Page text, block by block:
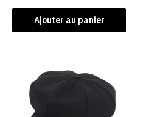
Ajouter au panier